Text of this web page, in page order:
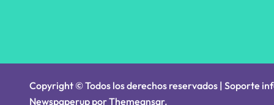
Copyright © Todos los derechos reservados | Soporte
Newspaperup porThemeansar.